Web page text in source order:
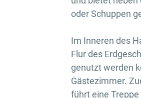
oder Schuppen
Im Inneren des
Flur des
genutzt werden
Gästezimmer.
führt eine